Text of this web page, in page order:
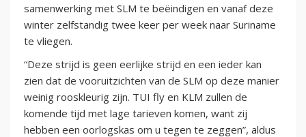
samenwerking met SLM te beëindigen en vanaf deze
winter zelfstandig twee keer per week naar Suriname
te vliegen.
“Deze strijd is geen eerlijke strijd en een ieder kan
zien dat de vooruitzichten van de SLM op deze manier
weinig rooskleurig zijn. TUI fly en KLM zullen de
komende tijd met lage tarieven komen, want zij
hebben een oorlogskas om u tegen te zeggen”, aldus